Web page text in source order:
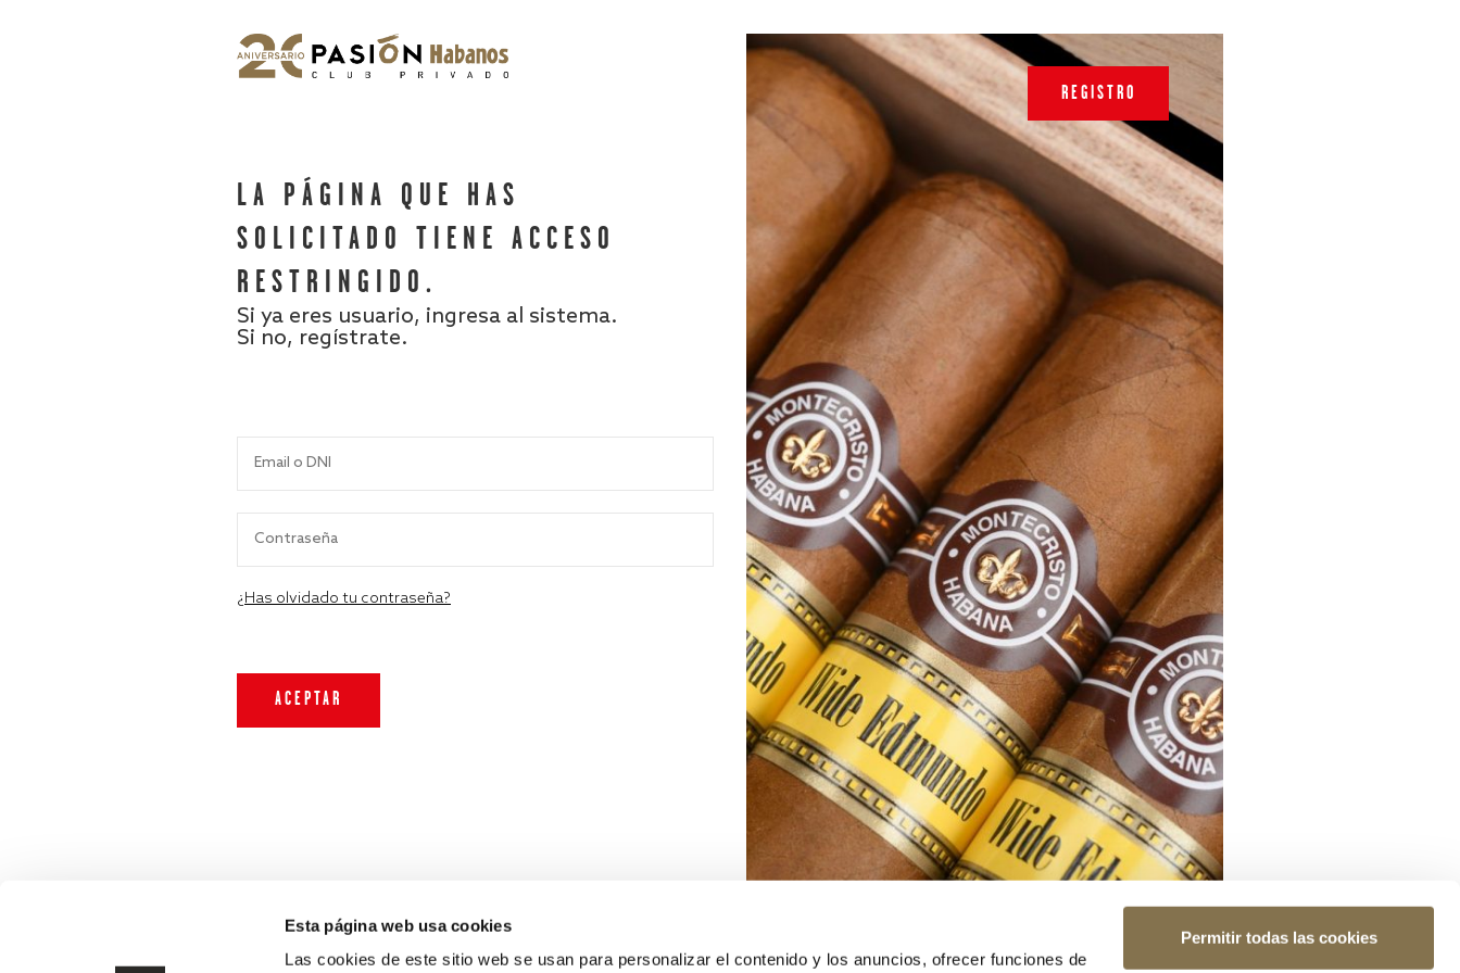
Esta página web usa cookies
Las cookies de este sitio web se usan para personalizar el contenido y los anuncios, ofrecer funciones de
Permitir todas las cookies
LA PÁGINA QUE HAS
SOLICITADO TIENE ACCESO
RESTRINGIDO.
Si ya eres usuario, ingresa al sistema.
Si no, regístrate.
¿Has olvidado tu contraseña?
REGISTRO